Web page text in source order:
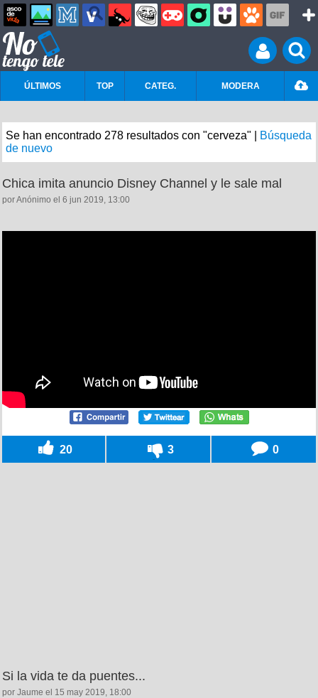
ÚLTIMOS TOP CATEG. MODERA
Se han encontrado 278 resultados con "cerveza" |
Búsqueda
de nuevo
Chica imita anuncio Disney Channel y le sale mal
por Anónimo el 6 jun 2019, 13:00
20 3 0
Si la vida te da puentes...
por Jaume el 15 may 2019, 18:00